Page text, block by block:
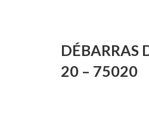
DÉBARRAS
20 – 75020